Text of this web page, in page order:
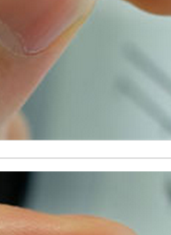
применение
Термин «исследование
на полиграфе» точнее
отражает суть
процедуры, чем
разговорное…